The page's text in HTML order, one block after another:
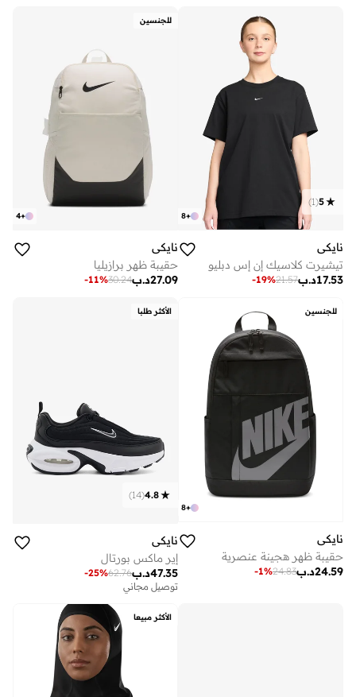
+
8
5
(
1
)
نايكي
تيشيرت كلاسيك إن إس دبليو
د.ب17.53
21.57
-19%
للجنسين
+
4
نايكي
حقيبة ظهر برازيليا
د.ب27.09
30.24
-11%
للجنسين
+
8
نايكي
حقيبة ظهر هجينة عنصرية
د.ب24.59
24.83
-1%
الأكثر طلبا
4.8
(
14
)
نايكي
إير ماكس بورتال
د.ب47.35
62.76
-25%
توصيل مجاني
الأكثر مبيعا